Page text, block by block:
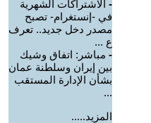
- الاشتراكات الشهرية
في -إنستغرام- تصبح
مصدر دخل جديد.. تعرف
ع ...
- مباشر: اتفاق وشيك
بين إيران وسلطنة عمان
بشأن الإدارة المستقب
...
المزيد.....